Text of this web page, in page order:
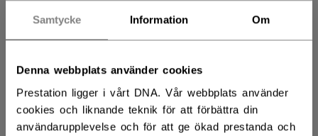
Samtycke Information Om
Denna webbplats använder cookies
Prestation ligger i vårt DNA. Vår webbplats använder
cookies och liknande teknik för att förbättra din
användarupplevelse och för att ge ökad prestanda och
FATTNING
R L
BÖJ HITTA RÄTT BÖJ